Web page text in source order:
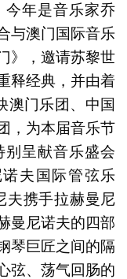
今年是音乐家乔
与澳门国际音乐
》，邀请苏黎世
释经典，并由着
澳门乐团、中国
，为本届音乐节
别呈献音乐盛会
诺夫国际管弦乐
夫携手拉赫曼尼
曼尼诺夫的四部
琴巨匠之间的隔
弦、荡气回肠的